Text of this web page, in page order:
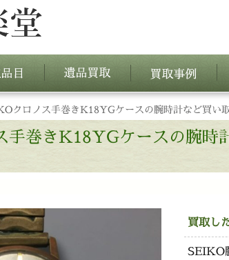
クロノス手巻きK18YGケースの腕時計など買い取
巻きK18YGケースの腕時
買取し